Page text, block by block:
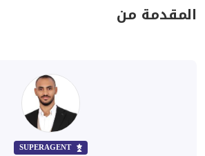
المقدمة من
SUPERAGENT